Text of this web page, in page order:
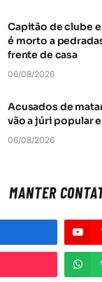
Capitão de clube
é morto a
frente de casa
06/08/2026
Acusados de
vão a júri popular
06/08/2026
MANTER